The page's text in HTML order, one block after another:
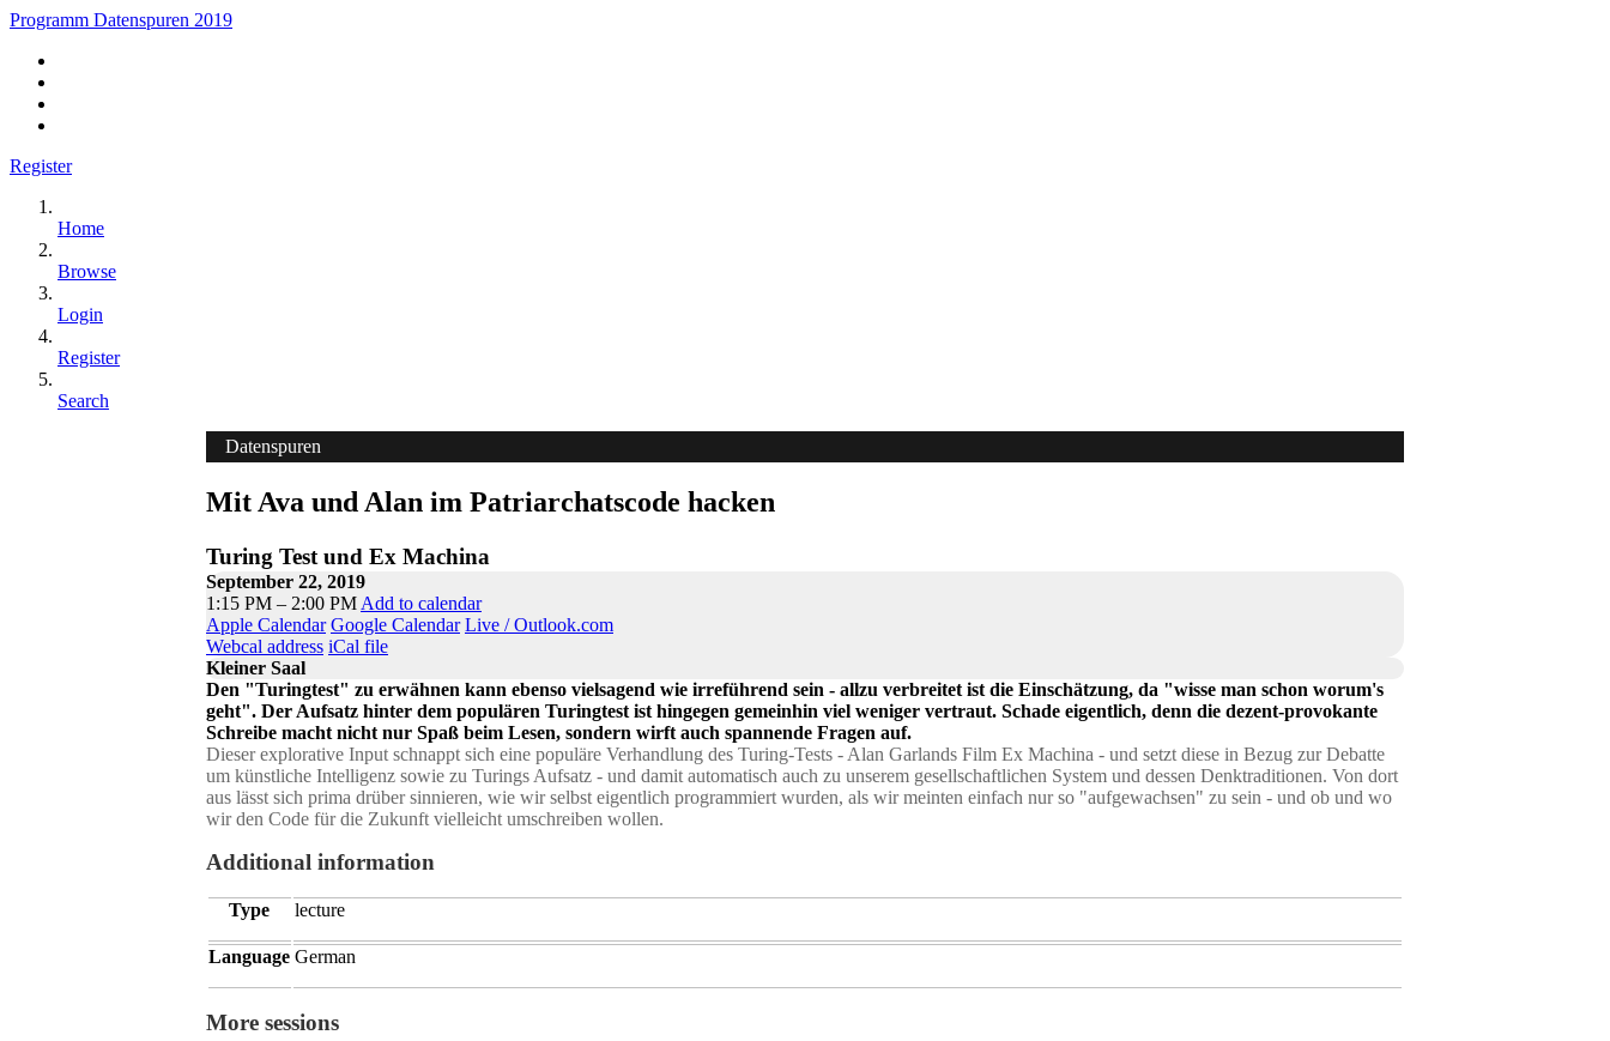
Programm Datenspuren 2019
Register
Home
Browse
Login
Register
Search
Datenspuren
Mit Ava und Alan im Patriarchatscode hacken
Turing Test und Ex Machina
September 22, 2019
1:15 PM – 2:00 PM Add to calendar
Apple Calendar Google Calendar Live / Outlook.com
Webcal address iCal file
Kleiner Saal
Den "Turingtest" zu erwähnen kann ebenso vielsagend wie irreführend sein - allzu verbreitet ist die Einschätzung, da "wisse man schon worum's
geht". Der Aufsatz hinter dem populären Turingtest ist hingegen gemeinhin viel weniger vertraut. Schade eigentlich, denn die dezent-provokante
Schreibe macht nicht nur Spaß beim Lesen, sondern wirft auch spannende Fragen auf.
Dieser explorative Input schnappt sich eine populäre Verhandlung des Turing-Tests - Alan Garlands Film Ex Machina - und setzt diese in Bezug zur Debatte
um künstliche Intelligenz sowie zu Turings Aufsatz - und damit automatisch auch zu unserem gesellschaftlichen System und dessen Denktraditionen. Von dort
aus lässt sich prima drüber sinnieren, wie wir selbst eigentlich programmiert wurden, als wir meinten einfach nur so "aufgewachsen" zu sein - und ob und wo
wir den Code für die Zukunft vielleicht umschreiben wollen.
Additional information
Type lecture
Language German
More sessions